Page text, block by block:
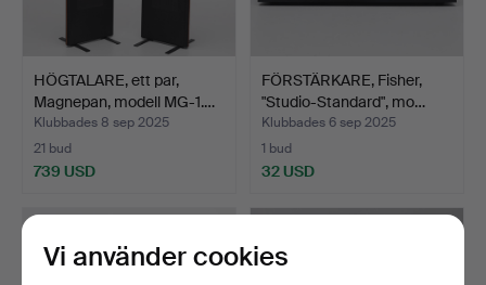
HÖGTALARE, ett par,
Magnepan, modell MG-1.…
Klubbades 8 sep 2025
21 bud
739 USD
FÖRSTÄRKARE, Fisher,
"Studio-Standard", mo…
Klubbades 6 sep 2025
1 bud
32 USD
Vi använder cookies